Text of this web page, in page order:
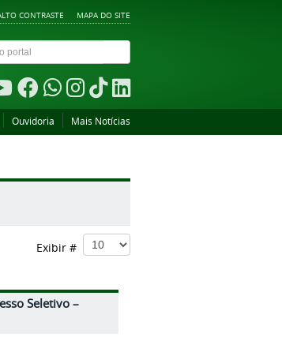
CONTRASTE MAPA DO SITE
Ouvidoria Mais Notícias
Exibir #
Seletivo –